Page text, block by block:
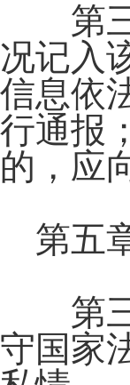
第三
况记入
信息依
行通报
的，应
第五
第三
守国家